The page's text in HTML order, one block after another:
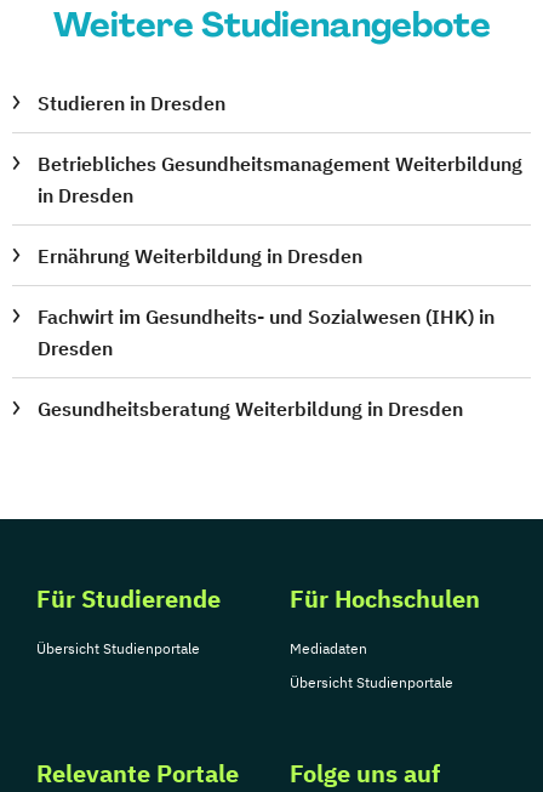
Weitere Studienangebote
Studieren in Dresden
Betriebliches Gesundheitsmanagement Weiterbildung
in Dresden
Ernährung Weiterbildung in Dresden
Fachwirt im Gesundheits- und Sozialwesen (IHK) in
Dresden
Gesundheitsberatung Weiterbildung in Dresden
Für Studierende
Übersicht Studienportale
Für Hochschulen
Mediadaten
Übersicht Studienportale
Relevante Portale Folge uns auf